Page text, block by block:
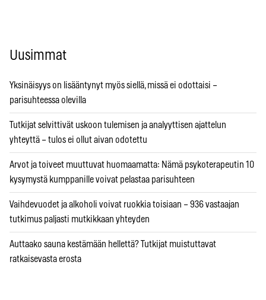
Uusimmat
Yksinäisyys on lisääntynyt myös siellä, missä ei odottaisi –
parisuhteessa olevilla
Tutkijat selvittivät uskoon tulemisen ja analyyttisen ajattelun
yhteyttä – tulos ei ollut aivan odotettu
Arvot ja toiveet muuttuvat huomaamatta: Nämä psykoterapeutin 10
kysymystä kumppanille voivat pelastaa parisuhteen
Vaihdevuodet ja alkoholi voivat ruokkia toisiaan – 936 vastaajan
tutkimus paljasti mutkikkaan yhteyden
Auttaako sauna kestämään hellettä? Tutkijat muistuttavat
ratkaisevasta erosta